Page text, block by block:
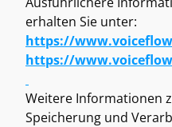
erhalten Sie unter:
https://
https://
Weitere Informationen
Speicherung und